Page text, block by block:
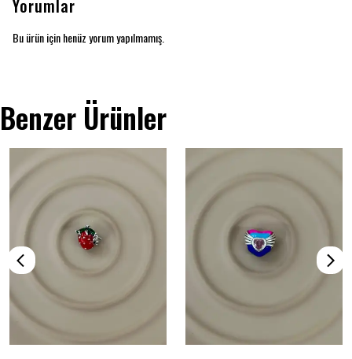
Yorumlar
Bu ürün için henüz yorum yapılmamış.
Benzer Ürünler